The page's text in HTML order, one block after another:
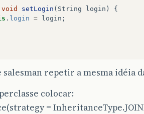
int getORMID ()
getId
();
name
void setLogin ( String login )
{
. login = login ;
salesman repetir a mesma idéia
colocar:
(strategy =